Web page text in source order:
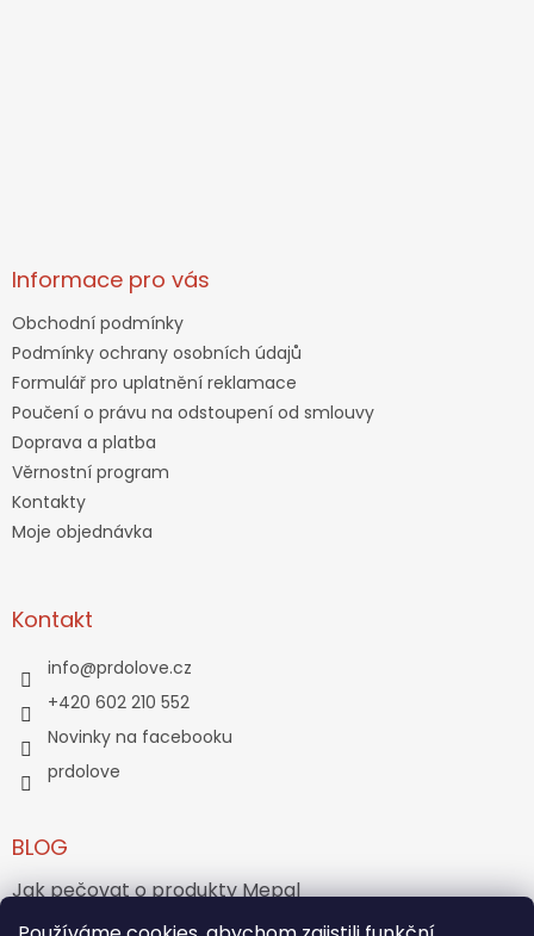
Informace pro vás
Obchodní podmínky
Podmínky ochrany osobních údajů
Formulář pro uplatnění reklamace
Poučení o právu na odstoupení od smlouvy
Doprava a platba
Věrnostní program
Kontakty
Moje objednávka
Kontakt
info@prdolove.cz
+420 602 210 552
Novinky na facebooku
prdolove
BLOG
Jak pečovat o produkty Mepal